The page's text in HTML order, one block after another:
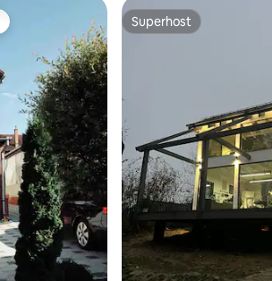
Superhost
Superhost